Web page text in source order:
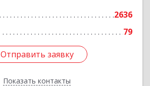
2636
79
Отправить заявку
Показать контакты
Подробнее
Отправить заявку
Назад